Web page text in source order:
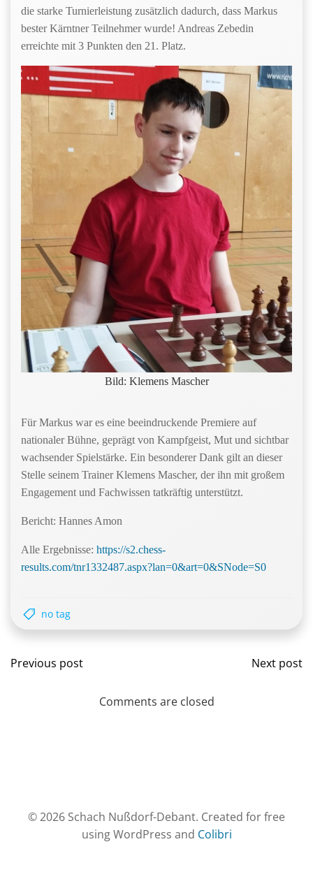
die starke Turnierleistung zusätzlich dadurch, dass Markus
bester Kärntner Teilnehmer wurde! Andreas Zebedin
erreichte mit 3 Punkten den 21. Platz.
Bild: Klemens Mascher
Für Markus war es eine beeindruckende Premiere auf
nationaler Bühne, geprägt von Kampfgeist, Mut und sichtbar
wachsender Spielstärke. Ein besonderer Dank gilt an dieser
Stelle seinem Trainer Klemens Mascher, der ihn mit großem
Engagement und Fachwissen tatkräftig unterstützt.
Bericht: Hannes Amon
Alle Ergebnisse: https://s2.chess-
results.com/tnr1332487.aspx?lan=0&art=0&SNode=S0
no tag
Post
navigation
Previous post
Post
Next post
Comments are closed
© 2026 Schach Nußdorf-Debant. Created for free
using WordPress and Colibri